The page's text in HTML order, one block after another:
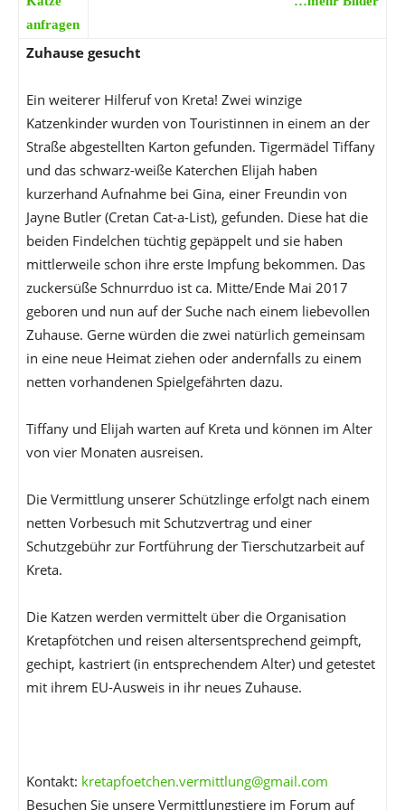
anfragen
Zuhause gesucht
Ein weiterer Hilferuf von Kreta! Zwei winzige
Katzenkinder wurden von Touristinnen in einem an der
Straße abgestellten Karton gefunden. Tigermädel Tiffany
und das schwarz-weiße Katerchen Elijah haben
kurzerhand Aufnahme bei Gina, einer Freundin von
Jayne Butler (Cretan Cat-a-List), gefunden. Diese hat die
beiden Findelchen tüchtig gepäppelt und sie haben
mittlerweile schon ihre erste Impfung bekommen. Das
zuckersüße Schnurrduo ist ca. Mitte/Ende Mai 2017
geboren und nun auf der Suche nach einem liebevollen
Zuhause. Gerne würden die zwei natürlich gemeinsam
in eine neue Heimat ziehen oder andernfalls zu einem
netten vorhandenen Spielgefährten dazu.
Tiffany und Elijah warten auf Kreta und können im Alter
von vier Monaten ausreisen.
Die Vermittlung unserer Schützlinge erfolgt nach einem
netten Vorbesuch mit Schutzvertrag und einer
Schutzgebühr zur Fortführung der Tierschutzarbeit auf
Kreta.
Die Katzen werden vermittelt über die Organisation
Kretapfötchen und reisen altersentsprechend geimpft,
gechipt, kastriert (in entsprechendem Alter) und getestet
mit ihrem EU-Ausweis in ihr neues Zuhause.
Kontakt: kretapfoetchen.vermittlung@gmail.com
Besuchen Sie unsere Vermittlungstiere im Forum auf